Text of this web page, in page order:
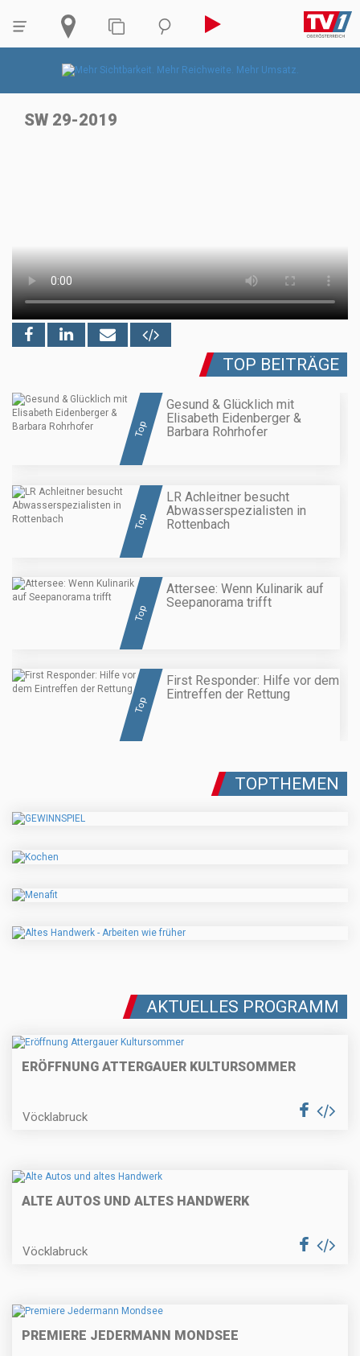
SW 29-2019
TOP BEITRÄGE
Top
Gesund & Glücklich mit
Elisabeth Eidenberger &
Barbara Rohrhofer
Top
LR Achleitner besucht
Abwasserspezialisten in
Rottenbach
Top
Attersee: Wenn Kulinarik auf
Seepanorama trifft
Top
First Responder: Hilfe vor dem
Eintreffen der Rettung
TOPTHEMEN
AKTUELLES PROGRAMM
ERÖFFNUNG ATTERGAUER KULTURSOMMER
Vöcklabruck
ALTE AUTOS UND ALTES HANDWERK
Vöcklabruck
PREMIERE JEDERMANN MONDSEE